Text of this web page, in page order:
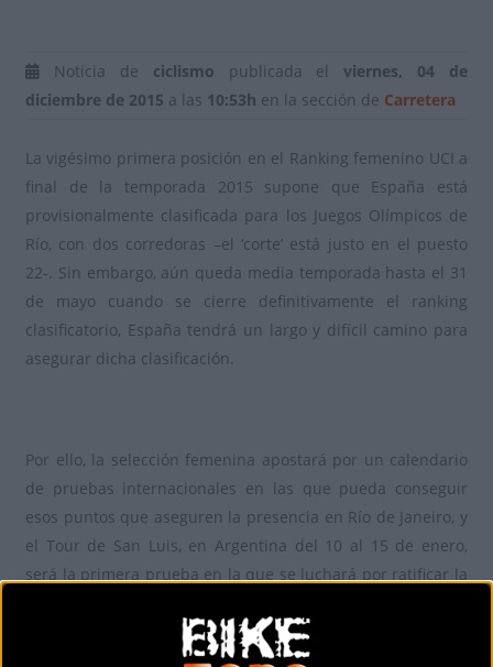
Noticia de ciclismo publicada elviernes, 04 de
diciembre de 2015 a las 10:53h en la sección de Carretera
La vigésimo primera posición en el Ranking femenino UCI a
final de la temporada 2015 supone que España está
provisionalmente clasificada para los Juegos Olímpicos de
Río, con dos corredoras –el ‘corte’ está justo en el puesto
22-. Sin embargo, aún queda media temporada hasta el 31
de mayo cuando se cierre definitivamente el ranking
clasificatorio, España tendrá un largo y difícil camino para
asegurar dicha clasificación.
Por ello, la selección femenina apostará por un calendario
de pruebas internacionales en las que pueda conseguir
esos puntos que aseguren la presencia en Río de Janeiro, y
el Tour de San Luis, en Argentina del 10 al 15 de enero,
será la primera prueba en la que se luchará por ratificar la